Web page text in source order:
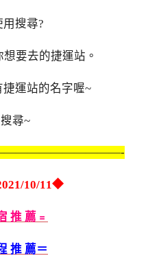
搜尋?
要去的捷運站。
運站的名字喔~
尋~
10/11◆
推 薦﹦
推 薦＝